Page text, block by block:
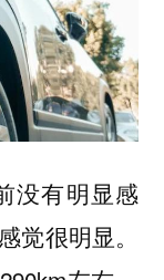
没有明显感
觉很明显。